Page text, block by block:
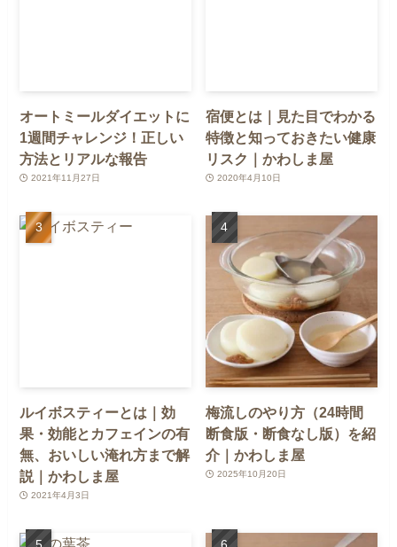
オートミールダイエットに
1週間チャレンジ！正しい
方法とリアルな報告
2021年11月27日
宿便とは｜見た目でわかる
特徴と知っておきたい健康
リスク｜かわしま屋
2020年4月10日
ルイボスティーとは｜効
果・効能とカフェインの有
無、おいしい淹れ方まで解
説｜かわしま屋
2021年4月3日
梅流しのやり方（24時間
断食版・断食なし版）を紹
介｜かわしま屋
2025年10月20日